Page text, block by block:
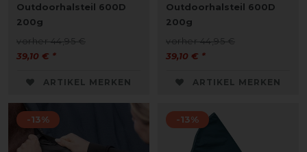
Outdoorhalsteil 600D
200g
vorher 44,95 €
39,10 € *
ARTIKEL MERKEN
Outdoorhalsteil 600D
200g
vorher 44,95 €
39,10 € *
ARTIKEL MERKEN
-13% -13%